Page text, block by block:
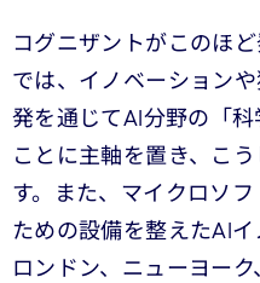
コグニザントがこのほ
では、イノベーション
発を通じてAI分野の「
ことに主軸を置き、こ
す。また、マイクロソ
ための設備を整えたAIイ
ロンドン、ニューヨー